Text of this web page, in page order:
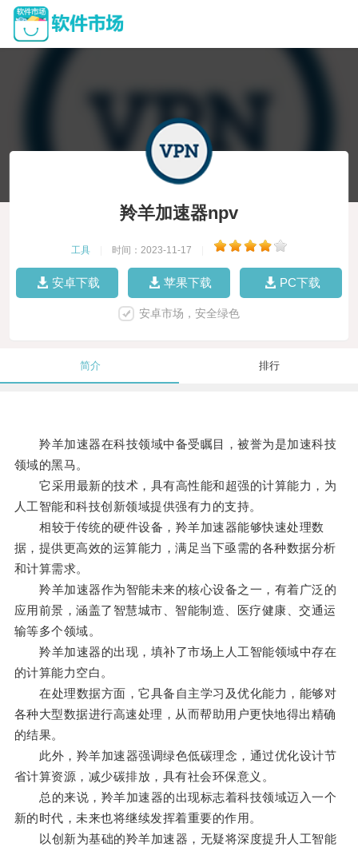
羚羊加速器npv
工具 时间：2023-11-17
安卓下载 苹果下载 PC下载
安卓市场，安全绿色
简介 排行
羚羊加速器在科技领域中备受瞩目，被誉为是加速科技
领域的黑马。
它采用最新的技术，具有高性能和超强的计算能力，为
人工智能和科技创新领域提供强有力的支持。
相较于传统的硬件设备，羚羊加速器能够快速处理数
据，提供更高效的运算能力，满足当下亟需的各种数据分析
和计算需求。
羚羊加速器作为智能未来的核心设备之一，有着广泛的
应用前景，涵盖了智慧城市、智能制造、医疗健康、交通运
输等多个领域。
羚羊加速器的出现，填补了市场上人工智能领域中存在
的计算能力空白。
在处理数据方面，它具备自主学习及优化能力，能够对
各种大型数据进行高速处理，从而帮助用户更快地得出精确
的结果。
此外，羚羊加速器强调绿色低碳理念，通过优化设计节
省计算资源，减少碳排放，具有社会环保意义。
总的来说，羚羊加速器的出现标志着科技领域迈入一个
新的时代，未来也将继续发挥着重要的作用。
以创新为基础的羚羊加速器，无疑将深度提升人工智能